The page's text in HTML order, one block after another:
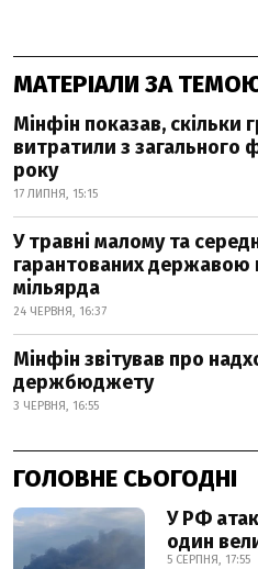
МАТЕРІАЛИ ЗА
Мінфін показав, скільки
витратили з загального
року
17 ЛИПНЯ, 15:15
У травні малому та
гарантованих державою
мільярда
24 ЧЕРВНЯ, 16:37
Мінфін звітував про
держбюджету
3 ЧЕРВНЯ, 16:55
ГОЛОВНЕ СЬОГОДНІ
У РФ
один
5 СЕРПНЯ, 17:55